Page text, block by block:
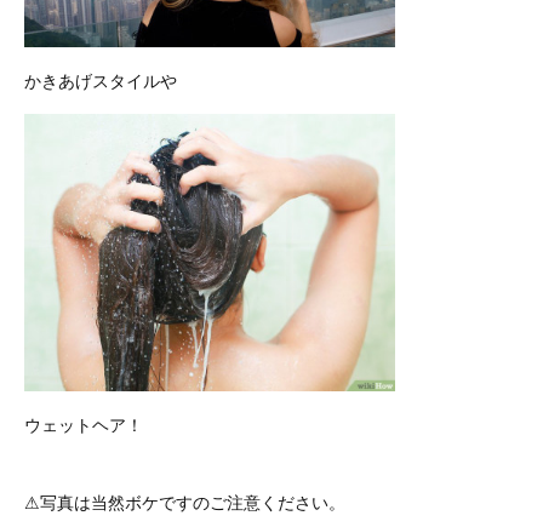
かきあげスタイルや
ウェットヘア！
⚠︎写真は当然ボケですのご注意ください。